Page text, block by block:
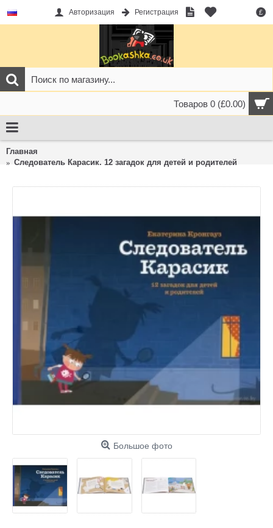
£
Авторизация Регистрация
Товаров 0 (£0.00)
Главная
Следователь Карасик. 12 загадок для детей и родителей
Большое фото